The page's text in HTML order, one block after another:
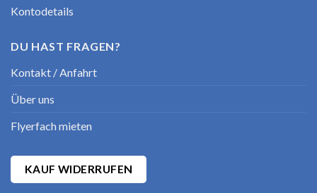
Kontodetails
DU HAST FRAGEN?
Kontakt / Anfahrt
Über uns
Flyerfach mieten
KAUF WIDERRUFEN